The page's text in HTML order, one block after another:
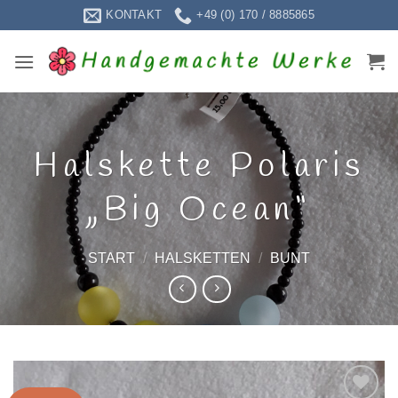
Inhalt
springen
KONTAKT +49 (0) 170 / 8885865
Halskette Polaris
„Big Ocean“
START / HALSKETTEN / BUNT